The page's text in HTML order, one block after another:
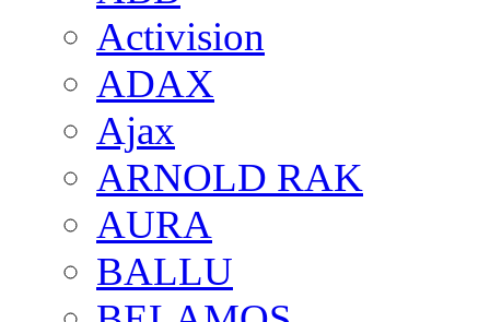
Activision
ADAX
Ajax
ARNOLD RAK
AURA
BALLU